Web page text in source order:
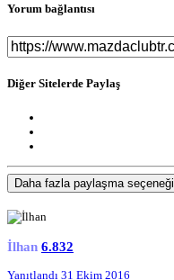
Yorum bağlantısı
Diğer Sitelerde Paylaş
Daha fazla paylaşma seçeneği
İlhan 6.832
Yanıtlandı 31 Ekim 2016